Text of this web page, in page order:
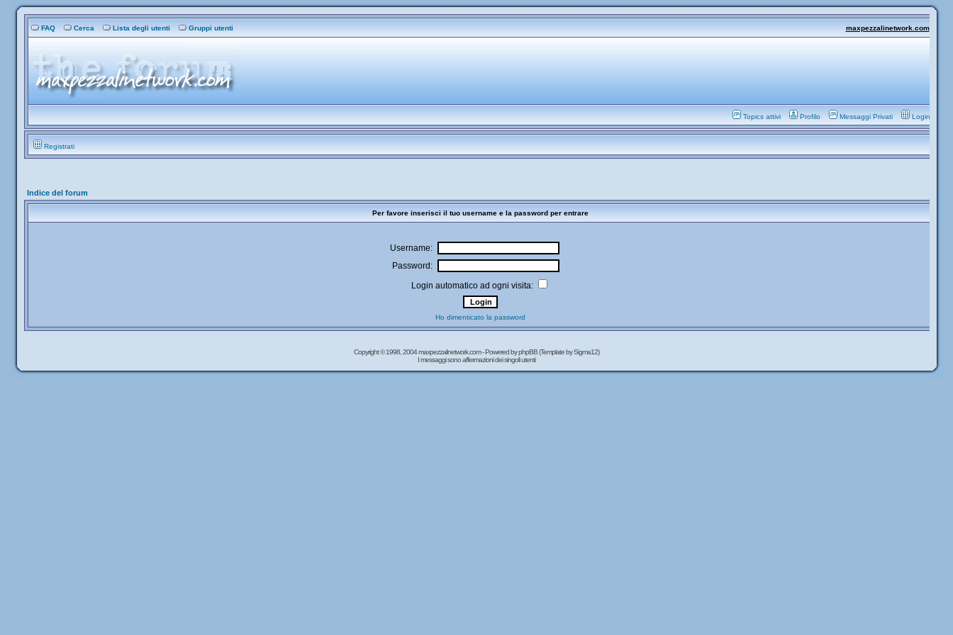
FAQ Cerca Lista degli utenti Gruppi utenti maxpezzalinetwork.com
Topics attivi Profilo Messaggi Privati Login
Registrati
Indice del forum
Per favore inserisci il tuo username e la password per entrare
Username:
Password:
Login automatico ad ogni visita:
Ho dimenticato la password
Copyright © 1998, 2004 maxpezzalinetwork.com - Powered byphpBB(Template by Sigma12)
I messaggi sono affermazioni dei singoli utenti